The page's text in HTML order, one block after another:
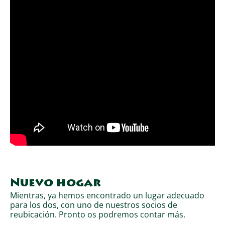
Nuevo hogar
Mientras, ya hemos encontrado un lugar adecuado
para los dos, con uno de nuestros socios de
reubicación. Pronto os podremos contar más.